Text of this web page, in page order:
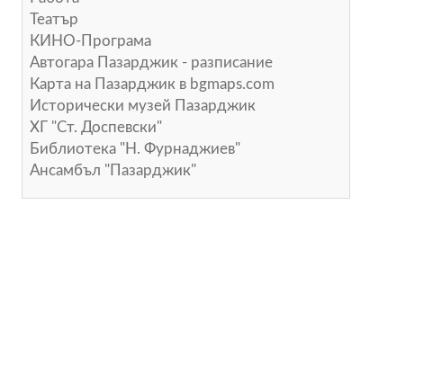
Театър
КИНО-Програма
Автогара Пазарджик - разписание
Карта на Пазарджик в bgmaps.com
Исторически музей Пазарджик
ХГ "Ст. Доспевски"
Библиотека "Н. Фурнаджиев"
Ансамбъл "Пазарджик"